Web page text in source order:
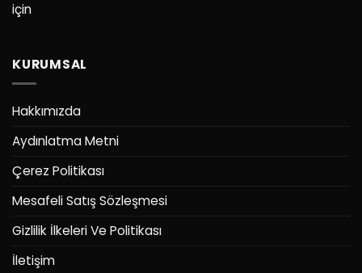
için
KURUMSAL
Hakkımızda
Aydınlatma Metni
Çerez Politikası
Mesafeli Satış Sözleşmesi
Gizlilik İlkeleri Ve Politikası
İletişim